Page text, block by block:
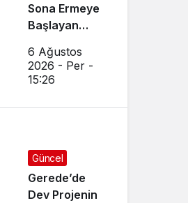
Sona Ermeye
Başlayan
Sürdürüyor
6 Ağustos
2026 - Per -
15:26
Güncel
Gerede’de
Dev Projenin